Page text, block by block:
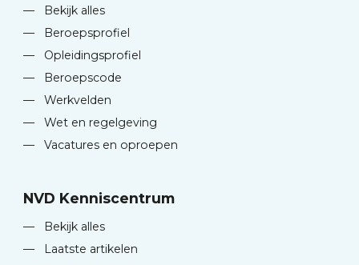
—
Bekijk alles
—
Beroepsprofiel
—
Opleidingsprofiel
—
Beroepscode
—
Werkvelden
—
Wet en regelgeving
—
Vacatures en oproepen
NVD Kenniscentrum
—
Bekijk alles
—
Laatste artikelen